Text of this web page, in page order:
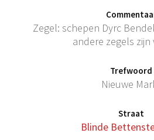
Zegel: schepen Dyrc
andere zegels
Trefwoord
Nieuwe
Straat
Blinde